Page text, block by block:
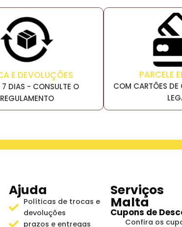
E DEVOLUÇÕES
7 DIAS - CONSULTE O
REGULAMENTO
PARCELE
COM CARTÕES DE
Ajuda
Políticas de trocas e
devoluções
prazos e entregas
Serviços
Malta
Cupons de
Confira os